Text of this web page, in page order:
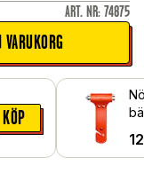
ART. NR: 74875
KÖP